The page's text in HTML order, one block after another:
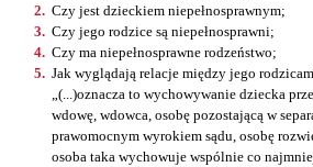
Czy jest dzieckiem niepełnosprawnym;
Czy jego rodzice są niepełnosprawni;
Czy ma niepełnosprawne rodzeństwo;
Jak wyglądają relacje między jego
„(...)oznacza to wychowywanie dziecka
wdowę, wdowca, osobę pozostającą w
prawomocnym wyrokiem sądu, osobę
osoba taka wychowuje wspólnie co